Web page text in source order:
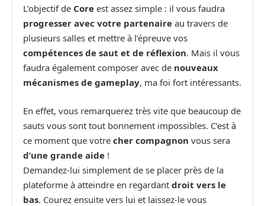
L’objectif de Core est assez simple : il vous faudra
progresser avec votre partenaire au travers de
plusieurs salles et mettre à l’épreuve vos
compétences de saut et de réflexion. Mais il vous
faudra également composer avec de nouveaux
mécanismes de gameplay, ma foi fort intéressants.
En effet, vous remarquerez très vite que beaucoup de
sauts vous sont tout bonnement impossibles. C’est à
ce moment que votre cher compagnon vous sera
d’une grande aide !
Demandez-lui simplement de se placer près de la
plateforme à atteindre en regardant droit vers le
bas. Courez ensuite vers lui et laissez-le vous